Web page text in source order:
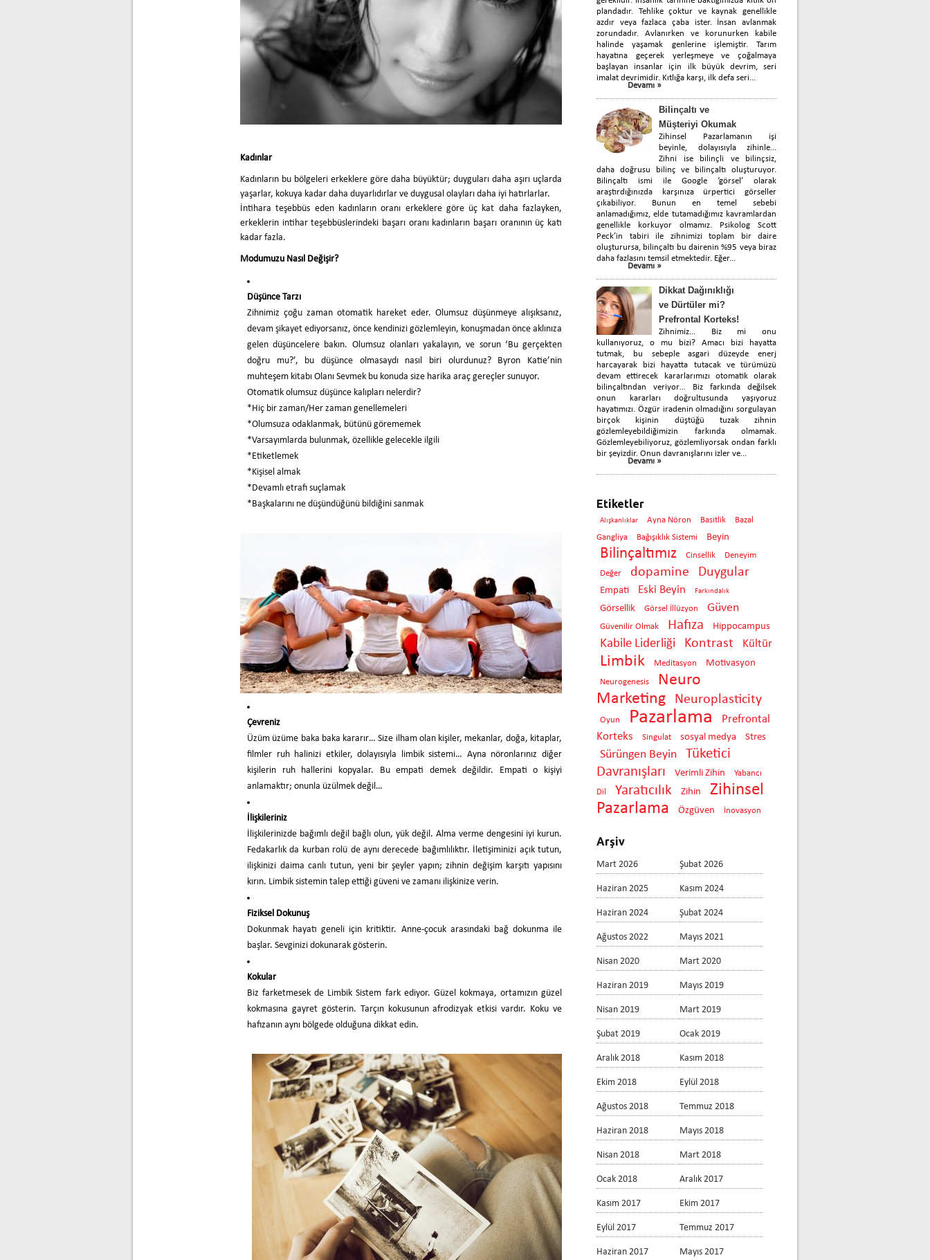
Kadınlar
Kadınların bu bölgeleri erkeklere göre daha büyüktür; duyguları daha aşırı uçlarda
yaşarlar, kokuya kadar daha duyarlıdırlar ve duygusal olayları daha iyi hatırlarlar.
İntihara teşebbüs eden kadınların oranı erkeklere göre üç kat daha fazlayken,
erkeklerin intihar teşebbüslerindeki başarı oranı kadınların başarı oranının üç katı
kadar fazla.
Modumuzu Nasıl Değişir?
Düşünce Tarzı
Zihnimiz çoğu zaman otomatik hareket eder. Olumsuz düşünmeye alışıksanız,
devam şikayet ediyorsanız, önce kendinizi gözlemleyin, konuşmadan önce aklınıza
gelen düşüncelere bakın. Olumsuz olanları yakalayın, ve sorun ‘Bu gerçekten
doğru mu?’, bu düşünce olmasaydı nasıl biri olurdunuz? Byron Katie’nin
muhteşem kitabı Olanı Sevmek bu konuda size harika araç gereçler sunuyor.
Otomatik olumsuz düşünce kalıpları nelerdir?
*Hiç bir zaman/Her zaman genellemeleri
*Olumsuza odaklanmak, bütünü görememek
*Varsayımlarda bulunmak, özellikle gelecekle ilgili
*Etiketlemek
*Kişisel almak
*Devamlı etrafı suçlamak
*Başkalarını ne düşündüğünü bildiğini sanmak
Çevreniz
Üzüm üzüme baka baka kararır… Size ilham olan kişiler, mekanlar, doğa, kitaplar,
filmler ruh halinizi etkiler, dolayısıyla limbik sistemi… Ayna nöronlarınız diğer
kişilerin ruh hallerini kopyalar. Bu empati demek değildir. Empati o kişiyi
anlamaktır; onunla üzülmek değil…
İlişkileriniz
İlişkilerinizde bağımlı değil bağlı olun, yük değil. Alma verme dengesini iyi kurun.
Fedakarlık da kurban rolü de aynı derecede bağımlılıktır. İletişiminizi açık tutun,
ilişkinizi daima canlı tutun, yeni bir şeyler yapın; zihnin değişim karşıtı yapısını
kırın. Limbik sistemin talep ettiği güveni ve zamanı ilişkinize verin.
Fiziksel Dokunuş
Dokunmak hayatı geneli için kritiktir. Anne-çocuk arasındaki bağ dokunma ile
başlar. Sevginizi dokunarak gösterin.
Kokular
Biz farketmesek de Limbik Sistem fark ediyor. Güzel kokmaya, ortamızın güzel
kokmasına gayret gösterin. Tarçın kokusunun afrodizyak etkisi vardır. Koku ve
hafızanın aynı bölgede olduğuna dikkat edin.
plandadır. Tehlike çoktur ve kaynak genellikle
azdır veya fazlaca çaba ister. İnsan avlanmak
zorundadır. Avlanırken ve korunurken kabile
halinde yaşamak genlerine işlemiştir. Tarım
hayatına geçerek yerleşmeye ve çoğalmaya
başlayan insanlar için ilk büyük devrim, seri
imalat devrimidir. Kıtlığa karşı, ilk defa seri...
Devamı »
Bilinçaltı ve
Müşteriyi Okumak
Zihinsel Pazarlamanın işi
beyinle, dolayısıyla zihinle…
Zihni ise bilinçli ve bilinçsiz,
daha doğrusu bilinç ve bilinçaltı oluşturuyor.
Bilinçaltı ismi ile Google ‘görsel’ olarak
araştırdığınızda karşınıza ürpertici görseller
çıkabiliyor. Bunun en temel sebebi
anlamadığımız, elde tutamadığımız kavramlardan
genellikle korkuyor olmamız. Psikolog Scott
Peck’in tabiri ile zihnimizi toplam bir daire
oluşturursa, bilinçaltı bu dairenin %95 veya biraz
daha fazlasını temsil etmektedir. Eğer...
Devamı »
Dikkat Dağınıklığı
ve Dürtüler mi?
Prefrontal Korteks!
Zihnimiz… Biz mi onu
kullanıyoruz, o mu bizi? Amacı bizi hayatta
tutmak, bu sebeple asgari düzeyde enerj
harcayarak bizi hayatta tutacak ve türümüzü
devam ettirecek kararlarımızı otomatik olarak
bilinçaltından veriyor… Biz farkında değilsek
onun kararları doğrultusunda yaşıyoruz
hayatımızı. Özgür iradenin olmadığını sorgulayan
birçok kişinin düştüğü tuzak zihnin
gözlemleyebildiğimizin farkında olmamak.
Gözlemleyebiliyoruz, gözlemliyorsak ondan farklı
bir şeyizdir. Onun davranışlarını izler ve...
Devamı »
Etiketler
Alışkanlıklar Ayna Nöron Basitlik
Bazal
Gangliya
Bağışıklık Sistemi Beyin
Bilinçaltımız Cinsellik
Deneyim
Değer
dopamine Duygular
Empati Eski Beyin Farkındalık
Görsellik Görsel İllüzyon Güven
Güvenilir Olmak Hafıza Hippocampus
Kabile Liderliği Kontrast Kültür
Limbik Meditasyon Motivasyon
Neurogenesis
Neuro
Marketing
Neuroplasticity
Oyun Pazarlama
Prefrontal
Korteks
Singulat sosyal medya Stres
Sürüngen Beyin
Tüketici
Davranışları
Verimli Zihin Yabancı
Dil Yaratıcılık Zihin
Zihinsel
Pazarlama
Özgüven İnovasyon
Arşiv
Mart 2026 Şubat 2026
Haziran 2025 Kasım 2024
Haziran 2024 Şubat 2024
Ağustos 2022 Mayıs 2021
Nisan 2020 Mart 2020
Haziran 2019 Mayıs 2019
Nisan 2019 Mart 2019
Şubat 2019 Ocak 2019
Aralık 2018 Kasım 2018
Ekim 2018 Eylül 2018
Ağustos 2018 Temmuz 2018
Haziran 2018 Mayıs 2018
Nisan 2018 Mart 2018
Ocak 2018 Aralık 2017
Kasım 2017 Ekim 2017
Eylül 2017 Temmuz 2017
Haziran 2017 Mayıs 2017